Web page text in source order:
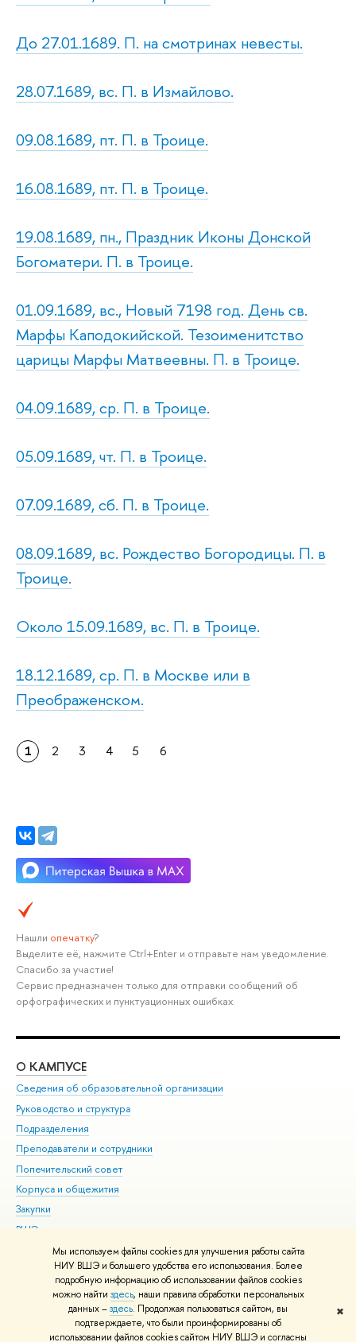
Мы используем файлы cookies для улучшения работы сайта
НИУ ВШЭ и большего удобства его использования. Более
подробную информацию об использовании файлов cookies
можно найти здесь, наши правила обработки персональных
данных –здесь. Продолжая пользоваться сайтом, вы
подтверждаете, что были проинформированы об
использовании файлов cookies сайтом НИУ ВШЭ и согласны
✖
До 27.01.1689. П. на смотринах невесты.
28.07.1689, вс. П. в Измайлово.
09.08.1689, пт. П. в Троице.
16.08.1689, пт. П. в Троице.
19.08.1689, пн., Праздник Иконы Донской
Богоматери. П. в Троице.
01.09.1689, вс., Новый 7198 год. День св.
Марфы Каподокийской. Тезоименитство
царицы Марфы Матвеевны. П. в Троице.
04.09.1689, ср. П. в Троице.
05.09.1689, чт. П. в Троице.
07.09.1689, сб. П. в Троице.
08.09.1689, вс. Рождество Богородицы. П. в
Троице.
Около 15.09.1689, вс. П. в Троице.
18.12.1689, ср. П. в Москве или в
Преображенском.
1 2 3 4 5 6
Нашли опечатку?
Выделите её, нажмите Ctrl+Enter и отправьте нам уведомление.
Спасибо за участие!
Сервис предназначен только для отправки сообщений об
орфографических и пунктуационных ошибках.
О КАМПУСЕ
Сведения об образовательной организации
Руководство и структура
Подразделения
Преподаватели и сотрудники
Попечительский совет
Корпуса и общежития
Закупки
ВШЭ для студентов с ограниченными возможностями
здоровья и инвалидностью
Версия для слабовидящих
Единая платежная страница
© НИУ ВШЭ 1993–2026 Адреса и контакты Условия использования